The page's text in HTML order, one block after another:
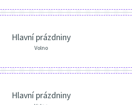
Hlavní prázdniny
Volno
Hlavní prázdniny